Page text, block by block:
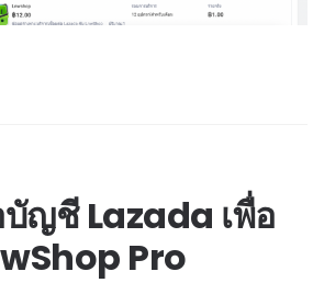
ญชี Lazada เพื่อ
Pro